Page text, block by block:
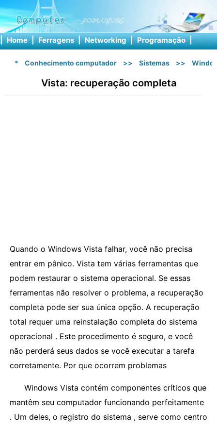
| Home | Ferragens | Networking | Programação |
* Conhecimento computador >> Sistemas >>
Vista: recuperação completa
Quando o Windows Vista falhar, você não precisa
entrar em pânico. Vista tem várias ferramentas que
podem restaurar o sistema operacional. Se essas
ferramentas não resolver o problema, a recuperação
completa pode ser sua única opção. A recuperação
total requer uma reinstalação completa do sistema
operacional . Este procedimento é seguro, e você
não perderá seus dados se você executar a tarefa
corretamente. Por que ocorrem problemas
Windows Vista contém componentes críticos que
mantêm seu computador funcionando perfeitamente
. Um deles, o registro do sistema , serve como centro